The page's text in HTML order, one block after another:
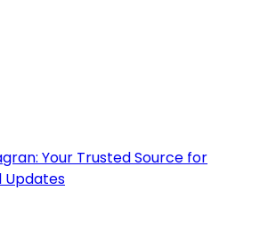
: Your Trusted Companion